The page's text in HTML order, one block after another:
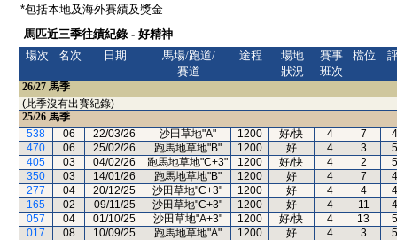
*包括本地及海外賽績及獎金
馬匹近三季往績紀錄 - 好精神
場次
名次 日期
馬場/跑道/
賽道
途程
場地
狀況
賽事
班次
檔位
26/27 馬季
(此季沒有出賽紀錄)
25/26 馬季
538
06 22/03/26 沙田草地"A" 1200 好/快 4 7
470
06 25/02/26 跑馬地草地"B" 1200 好 4 3
405
03 04/02/26 跑馬地草地"C+3" 1200 好/快 4 2
350
03 14/01/26 跑馬地草地"B" 1200 好 4 7
277
04 20/12/25 沙田草地"C+3" 1200 好 4 4
165
02 09/11/25 沙田草地"C+3" 1200 好 4 11
057
04 01/10/25 沙田草地"A+3" 1200 好/快 4 13
017
08 10/09/25 跑馬地草地"A" 1200 好 4 3